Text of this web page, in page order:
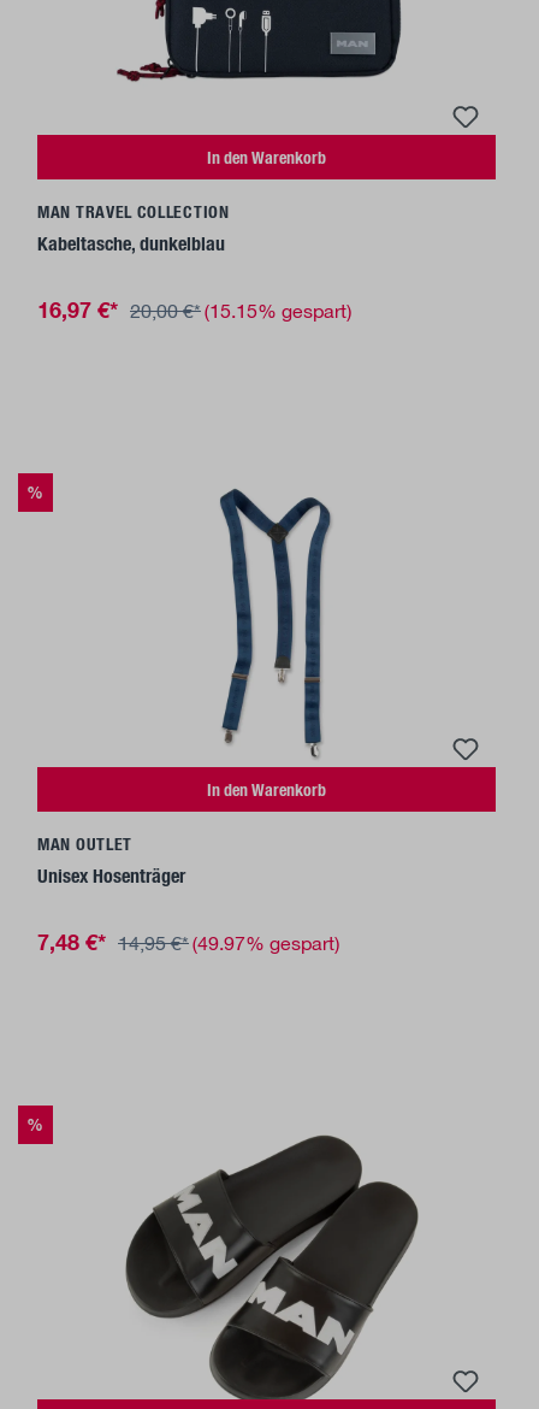
In den Warenkorb
MAN TRAVEL COLLECTION
Kabeltasche, dunkelblau
16,97 €* 20,00 €*(15.15% gespart)
%
In den Warenkorb
MAN OUTLET
Unisex Hosenträger
7,48 €* 14,95 €*(49.97% gespart)
%